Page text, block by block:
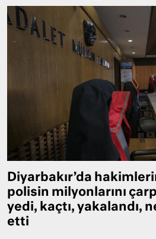
Diyarbakır’da
polisin milyonlarını
yedi, kaçtı, yakalandı,
etti